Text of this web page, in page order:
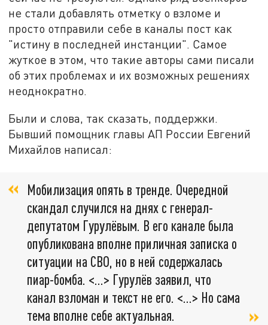
не стали добавлять отметку о взломе и
просто отправили себе в каналы пост как
"истину в последней инстанции". Самое
жуткое в этом, что такие авторы сами писали
об этих проблемах и их возможных решениях
неоднократно.
Были и слова, так сказать, поддержки.
Бывший помощник главы АП России Евгений
Михайлов написал:
Мобилизация опять в тренде. Очередной
скандал случился на днях с генерал-
депутатом Гурулёвым. В его канале была
опубликована вполне приличная записка о
ситуации на СВО, но в ней содержалась
пиар-бомба. <…> Гурулёв заявил, что
канал взломан и текст не его. <…> Но сама
тема вполне себе актуальная.